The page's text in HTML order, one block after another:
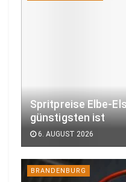
Spritpreise Elbe-
günstigsten ist
6. AUGUST 2026
BRANDENBURG